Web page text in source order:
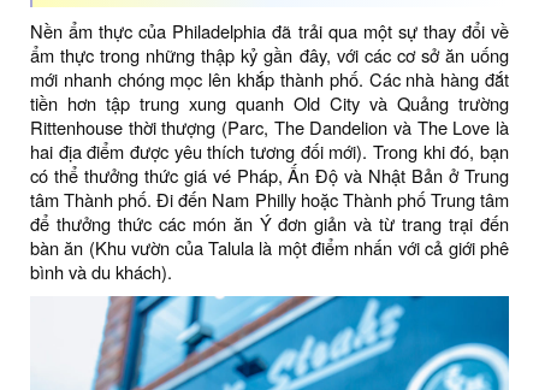
Nền ẩm thực của Philadelphia đã trải qua một sự thay đổi về
ẩm thực trong những thập kỷ gần đây, với các cơ sở ăn uống
mới nhanh chóng mọc lên khắp thành phố. Các nhà hàng đắt
tiền hơn tập trung xung quanh Old City và Quảng trường
Rittenhouse thời thượng (Parc, The Dandelion và The Love là
hai địa điểm được yêu thích tương đối mới). Trong khi đó, bạn
có thể thưởng thức giá vé Pháp, Ấn Độ và Nhật Bản ở Trung
tâm Thành phố. Đi đến Nam Philly hoặc Thành phố Trung tâm
để thưởng thức các món ăn Ý đơn giản và từ trang trại đến
bàn ăn (Khu vườn của Talula là một điểm nhấn với cả giới phê
bình và du khách).